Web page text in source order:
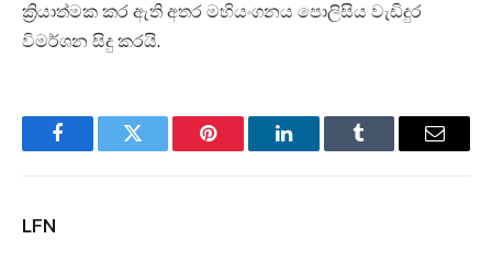
ක්‍රියාත්මක කර ඇති අතර මහියංගනය පොලිසිය වැඩිදුර
විමර්ශන සිදු කරයි.
FacebookTwitter Pinterest LinkedInTumblr Email
LFN